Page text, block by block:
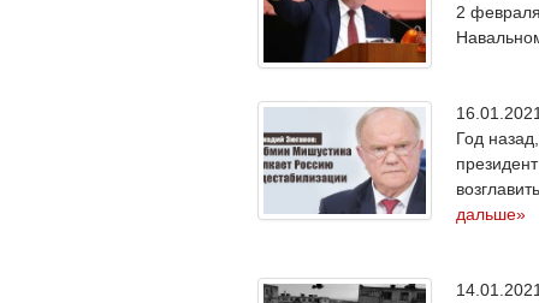
2
Год
дальше»